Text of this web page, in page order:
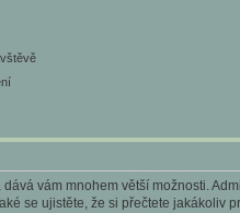
vám mnohem větší možnosti.
se ujistěte, že si přečtete jakákoliv